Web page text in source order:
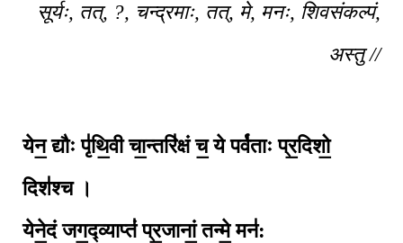
सूर्यः, तत्, ?, चन्द्रमाः, तत्, मे, मनः, शिवसंकल्पं,
अस्तु //
येन॒ द्यौः पृ॑थि॒वी चा॒न्तरि॑क्षं च॒ ये पर्व॑ताः प्र॒दिशो॒
दिश॑श्च ।
येने॒दं जग॒द्व्याप्तं॑ प्र॒जानां॒ तन्मे॒ मन॑: